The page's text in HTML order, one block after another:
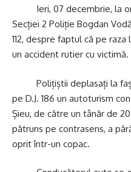
Ieri, 07 decembrie, la
Secției 2 Poliție Bogdan
112, despre faptul că pe
un accident rutier cu victimă.
Polițiștii deplasați la
pe D.J. 186 un autoturism
Șieu, de către un tânăr de
pătruns pe contrasens, a
oprit într-un copac.